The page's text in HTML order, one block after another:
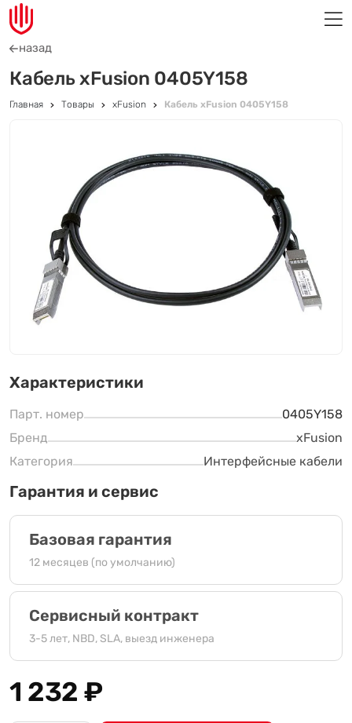
назад
Кабель xFusion 0405Y158
Главная Товары xFusion Кабель xFusion 0405Y158
Характеристики
Парт. номер
0405Y158
Бренд
xFusion
Категория
Интерфейсные кабели
Гарантия и сервис
Базовая гарантия
12 месяцев (по умолчанию)
Сервисный контракт
3-5 лет, NBD, SLA, выезд инженера
1 232₽